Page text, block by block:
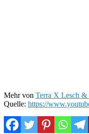
Mehr von Terra X Lesch &
Quelle: https://